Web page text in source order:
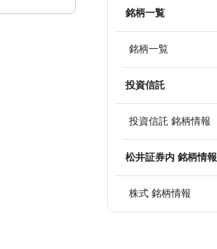
銘柄一覧
銘柄一覧
投資信託
投資信託 銘柄情報
松井証券内 銘柄情報
株式 銘柄情報